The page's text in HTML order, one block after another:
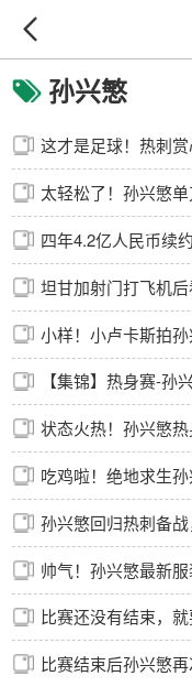

孙兴慜
这才是足球！热刺
太轻松了！孙兴慜
坦甘加射门打飞机
小样！小卢卡斯拍
状态火热！孙兴慜
吃鸡啦！绝地求生
孙兴慜回归热刺备
帅气！孙兴慜最新
比赛还没有结束，
比赛结束后孙兴慜